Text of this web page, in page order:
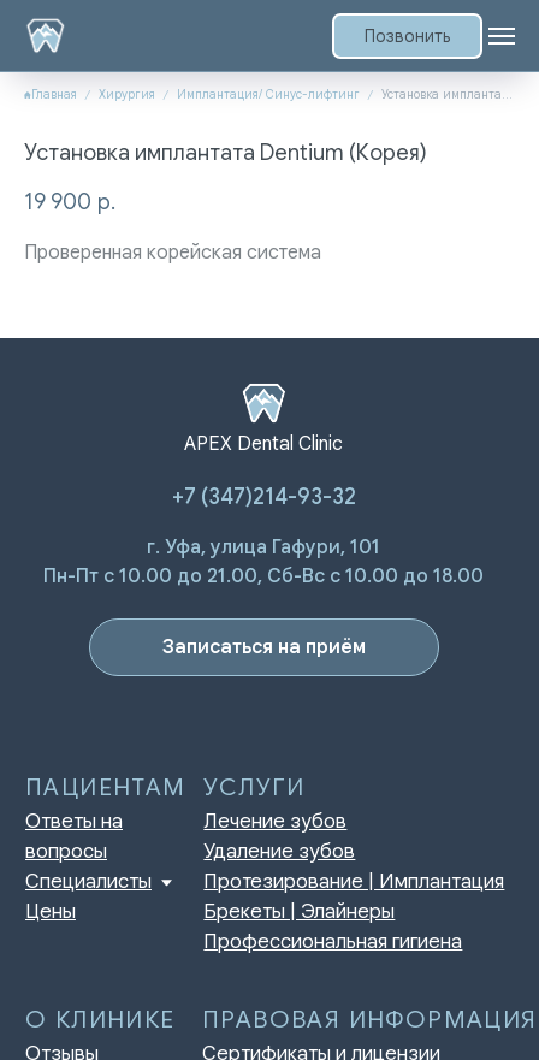
Позвонить
Главная Хирургия Имплантация/ Синус-лифтинг Установка имплантата Dentium (Корея)
Установка имплантата Dentium (Корея)
19 900 р.
Проверенная корейская система
APEX Dental Clinic
+7 (347)214-93-32
г. Уфа, улица Гафури, 101
Пн-Пт с 10.00 до 21.00, Сб-Вс с 10.00 до 18.00
Записаться на приём
Ответы на
Специалисты
УСЛУГИ
Лечение зубов
Брекеты | Элайнеры
Профессиональная гигиена
Статьи
Контакты
Политика конфиденциальности
Согласие на обработку
Нормативно-правовые акты